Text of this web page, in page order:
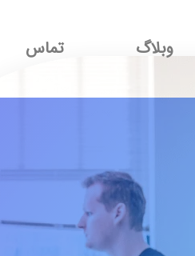
وبلاگ تماس